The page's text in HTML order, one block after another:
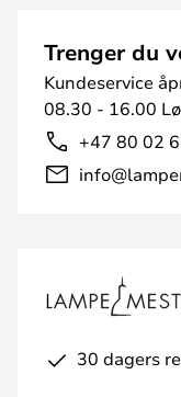
Trenger du
Kundeservice
08.30 - 16.00
+47 80 02
30 dagers